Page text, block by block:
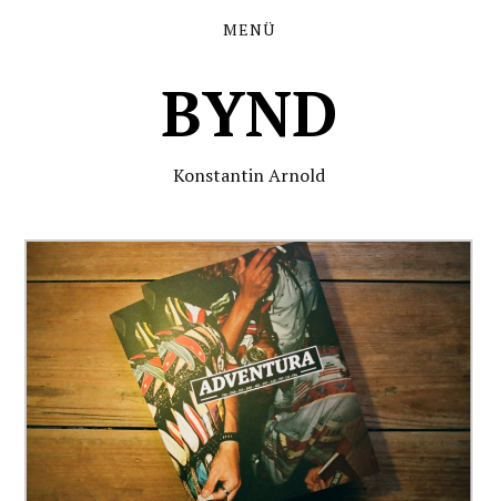
MENÜ
BYND
Konstantin Arnold